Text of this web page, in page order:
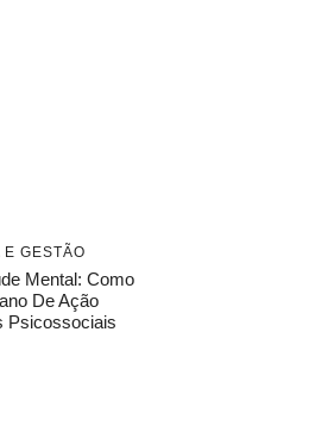
GESTÃO
Mental: Como
De Ação
Psicossociais